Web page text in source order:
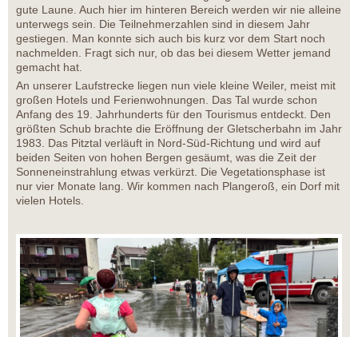
gute Laune. Auch hier im hinteren Bereich werden wir nie alleine
unterwegs sein. Die Teilnehmerzahlen sind in diesem Jahr
gestiegen. Man konnte sich auch bis kurz vor dem Start noch
nachmelden. Fragt sich nur, ob das bei diesem Wetter jemand
gemacht hat.
An unserer Laufstrecke liegen nun viele kleine Weiler, meist mit
großen Hotels und Ferienwohnungen. Das Tal wurde schon
Anfang des 19. Jahrhunderts für den Tourismus entdeckt. Den
größten Schub brachte die Eröffnung der Gletscherbahn im Jahr
1983. Das Pitztal verläuft in Nord-Süd-Richtung und wird auf
beiden Seiten von hohen Bergen gesäumt, was die Zeit der
Sonneneinstrahlung etwas verkürzt. Die Vegetationsphase ist
nur vier Monate lang. Wir kommen nach Plangeroß, ein Dorf mit
vielen Hotels.